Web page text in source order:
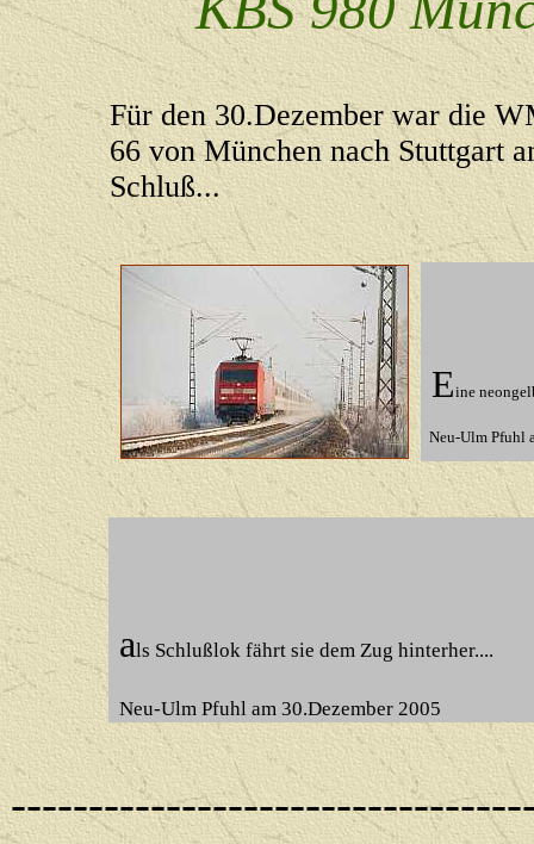
Für den 30.Dezember war die
66 von München nach Stuttgart
Schluß...
Eine
Neu-Ulm Pfuhl
als Schlußlok fährt sie dem Zug hinterher....
Neu-Ulm Pfuhl am 30.Dezember 2005